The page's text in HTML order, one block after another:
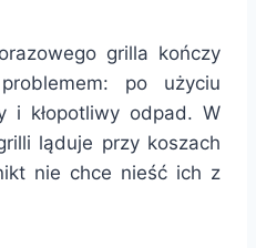
grilla kończy
po użyciu
i kłopotliwy odpad. W
ląduje przy koszach
nie chce nieść ich z